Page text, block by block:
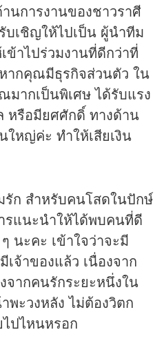
นการงานของชาวราศี
เชิญให้ไปเป็น ผู้นำทีม
ข้าไปร่วมงานที่ดีกว่าที่
ากคุณมีธุรกิจส่วนตัว ใน
ากเป็นพิเศษ ได้รับแรง
หรือมียศศักดิ์ ทางด้าน
ใหญ่ค่ะ ทำให้เสียเงิน
รัก สำหรับคนโสดในปักษ์
แนะนำให้ได้พบคนที่ดี
นะคะ เข้าใจว่าจะมี
จ้าของแล้ว เนื่องจาก
ากคนรักระยะหนึ่งใน
ะวงหลัง ไม่ต้องวิตก
ไปไหนหรอก